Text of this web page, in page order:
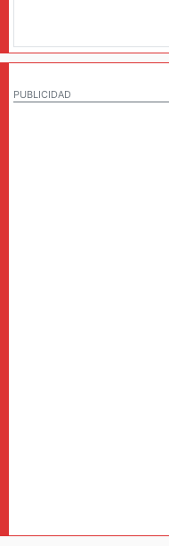
PUBLICIDAD